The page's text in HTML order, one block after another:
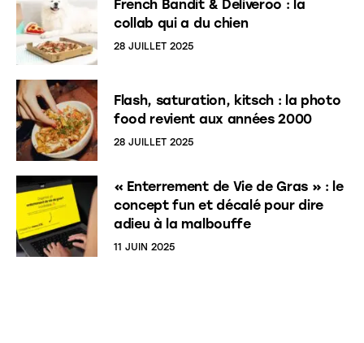
French Bandit & Deliveroo : la
collab qui a du chien
28 JUILLET 2025
Flash, saturation, kitsch : la photo
food revient aux années 2000
28 JUILLET 2025
« Enterrement de Vie de Gras » : le
concept fun et décalé pour dire
adieu à la malbouffe
11 JUIN 2025